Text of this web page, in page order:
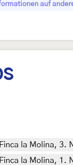
auf
la Molina, 3.
la Molina, 1.